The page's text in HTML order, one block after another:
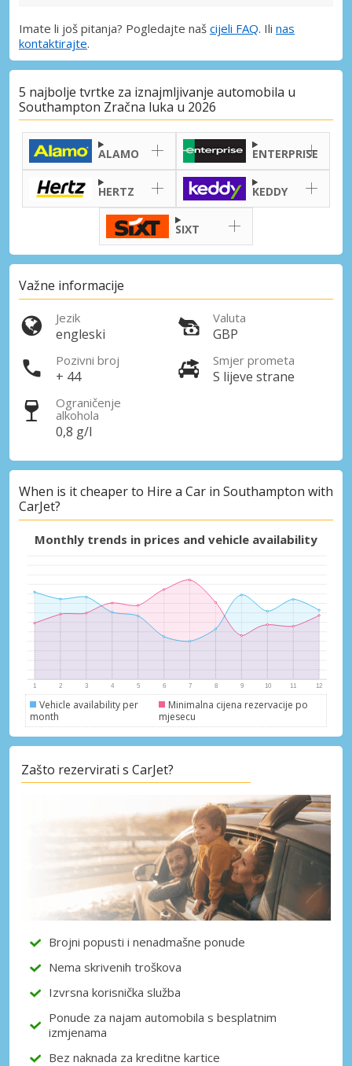
Posebni popusti
Pristupite ekskluzivnim ponudama naših
dobavljača
Imate li još pitanja? Pogledajte naš cijeli FAQ. Ili nas
kontaktirajte.
5 najbolje tvrtke za iznajmljivanje automobila u
Southampton Zračna luka u 2026
ALAMO ENTERPRISE
HERTZ KEDDY
SIXT
Važne informacije
Jezik
engleski
Valuta
GBP
Pozivni broj
+ 44
Smjer prometa
S lijeve strane
Ograničenje
alkohola
0,8 g/l
When is it cheaper to Hire a Car in Southampton with
CarJet?
Monthly trends in prices and vehicle availability
Vehicle availability per
month
Minimalna cijena rezervacije po
mjesecu
Zašto rezervirati s CarJet?
Brojni popusti i nenadmašne ponude
Nema skrivenih troškova
Izvrsna korisnička služba
Ponude za najam automobila s besplatnim
izmjenama
Bez naknada za kreditne kartice